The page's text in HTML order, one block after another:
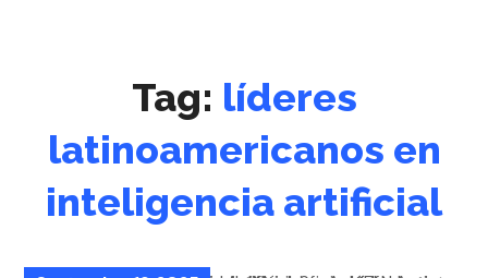
Tag: líderes
latinoamericanos en
inteligencia artificial